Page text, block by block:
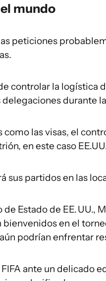
mundo
peticiones
controlar la logística
delegaciones durante
como las visas, el
en este caso
sus partidos en las
de Estado de EE. UU.,
bienvenidos en el
podrían enfrentar
FIFA ante un delicado